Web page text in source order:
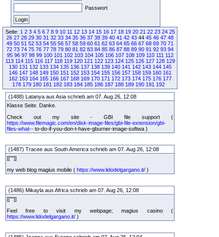
Passwort
Seite: 1 2 3 4 5 6 7 8 9 10 11 12 13 14 15 16 17 18 19 20 21 22 23 24 25
26 27 28 29 30 31 32 33 34 35 36 37 38 39 40 41 42 43 44 45 46 47 48
49 50 51 52 53 54 55 56 57 58 59 60 61 62 63 64 65 66 67 68 69 70 71
72 73 74 75 76 77 78 79 80 81 82 83 84 85 86 87 88 89 90 91 92 93 94
95 96 97 98 99 100 101 102 103 104 105 106 107 108 109 110 111 112
113 114 115 116 117 118 119 120 121 122 123 124 125 126 127 128 129
130 131 132 133 134 135 136 137 138 139 140 141 142 143 144 145
146 147 148 149 150 151 152 153 154 155 156 157 158 159 160 161
162 163 164 165 166 167 168 169 170 171 172 173 174 175 176 177
178 179 180 181 182 183 184 185 186 187 188 189 190 191 192
(1488) Latanya aus Asia schrieb am 07. Aug 26, 12:08
Klasse Seite. Danke.
Check out my site - GBI file support (
https://www.filemagic.com/en/disk-image-files/gbi-file-extension/gbi-
files-what-- to-do-if-you-don-t-have-gburner-image-softwa )
(1487) Tracee aus South America schrieb am 07. Aug 26, 12:08
[[""]]
my web blog magius mobile ( https://www.lidodelgargano.it/ )
(1486) Mikayla aus Africa schrieb am 07. Aug 26, 12:08
[[""]]
Feel free to visit my webpage; magius casino (
https://www.lidodelgargano.it/ )